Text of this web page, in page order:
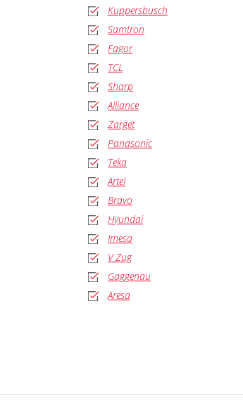
Kuppersbusch
Samtron
Fagor
TCL
Sharp
Alliance
Zarget
Panasonic
Teka
Artel
Bravo
Hyundai
Imesa
V Zug
Gaggenau
Aresa